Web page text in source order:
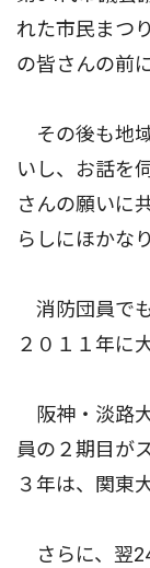
れた市民まつ
の皆さんの前
その後も地
いし、お話を
さんの願いに
らしにほかな
消防団員で
２０１１年に
阪神・淡路
員の２期目が
３年は、関東
さらに、翌